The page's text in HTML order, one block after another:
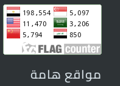
مواقع هامة